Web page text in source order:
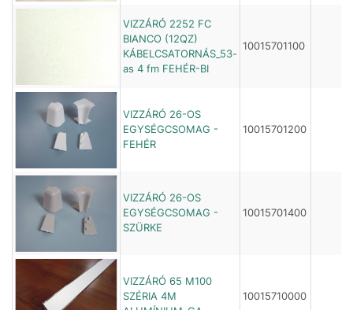
VIZZÁRÓ 2252 FC
BIANCO (12QZ)
KÁBELCSATORNÁS_53-
as 4 fm FEHÉR-BI
10015701100
VIZZÁRÓ 26-OS
EGYSÉGCSOMAG -
FEHÉR
10015701200
VIZZÁRÓ 26-OS
EGYSÉGCSOMAG -
SZÜRKE
10015701400
VIZZÁRÓ 65 M100
SZÉRIA 4M
10015710000